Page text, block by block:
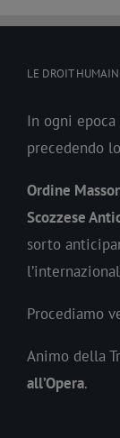
LE DROIT HUMAIN
In ogni
precedendo
Ordine
Scozzese
sorto
Procediamo
Animo della
all’Opera.